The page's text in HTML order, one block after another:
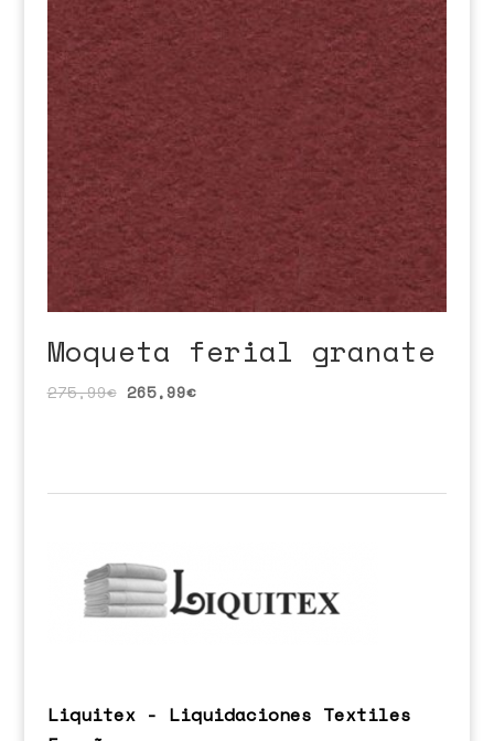
Moqueta ferial granate
275,99€ 265,99€
Liquitex - Liquidaciones Textiles